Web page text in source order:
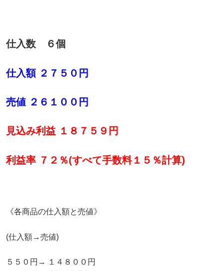
仕入数 ６個
仕入額 ２７５０円
売値 ２６１００円
見込み利益 １８７５９円
利益率 ７２％(すべて手数料１５％計算)
《各商品の仕入額と売値》
(仕入額→売値)
５５０円→ １４８００円